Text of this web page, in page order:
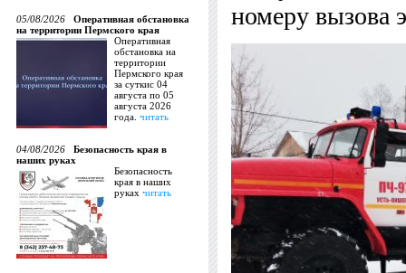
05/08/2026
Оперативная обстановка
на территории Пермского края
Оперативная
обстановка на
территории
Пермского края
за суткис 04
августа по 05
августа 2026
года. читать
04/08/2026
Безопасность края в
наших руках
Безопасность
края в наших
руках читать
номеру вызова